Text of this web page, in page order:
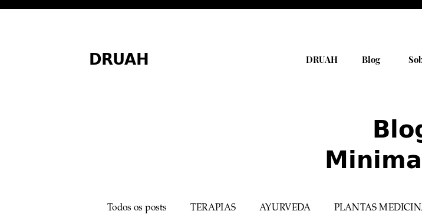
DRUAH DRUAH Blog
Todos os posts TERAPIAS AYURVEDA PLANTAS